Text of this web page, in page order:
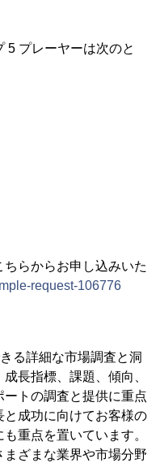
5 プレーヤーは次のと
らからお申し込みいた
request-106776
る詳細な市場調査と洞
長指標、課題、傾向、
トの調査と提供に重点
と成功に向けてお客様の
重点を置いています。
ざまな業界や市場分野